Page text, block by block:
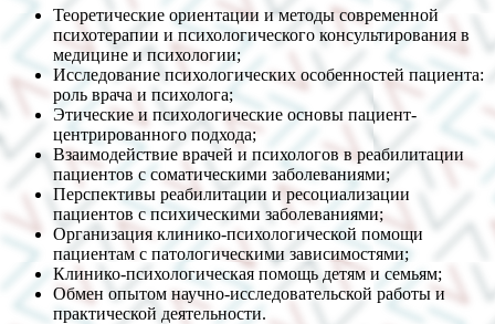
Теоретические ориентации и методы современной
психотерапии и психологического консультирования в
медицине и психологии;
Исследование психологических особенностей пациента:
роль врача и психолога;
Этические и психологические основы пациент-
центрированного подхода;
Взаимодействие врачей и психологов в реабилитации
пациентов с соматическими заболеваниями;
Перспективы реабилитации и ресоциализации
пациентов с психическими заболеваниями;
Организация клинико-психологической помощи
пациентам с патологическими зависимостями;
Клинико-психологическая помощь детям и семьям;
Обмен опытом научно-исследовательской работы и
практической деятельности.